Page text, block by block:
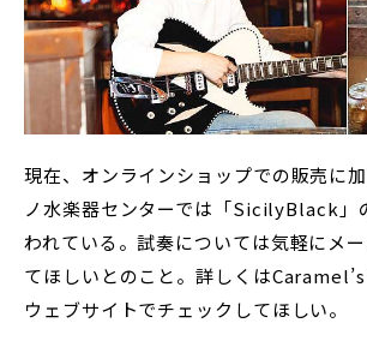
現在、オンラインショップでの販売に
ノ水楽器センターでは「SicilyBlack」
われている。試奏については気軽にメ
てほしいとのこと。詳しくは
ウェブサイトでチェックしてほしい。